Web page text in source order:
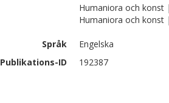
Humaniora och
Humaniora och konst
Språk
Engelska
Publikations-ID
192387